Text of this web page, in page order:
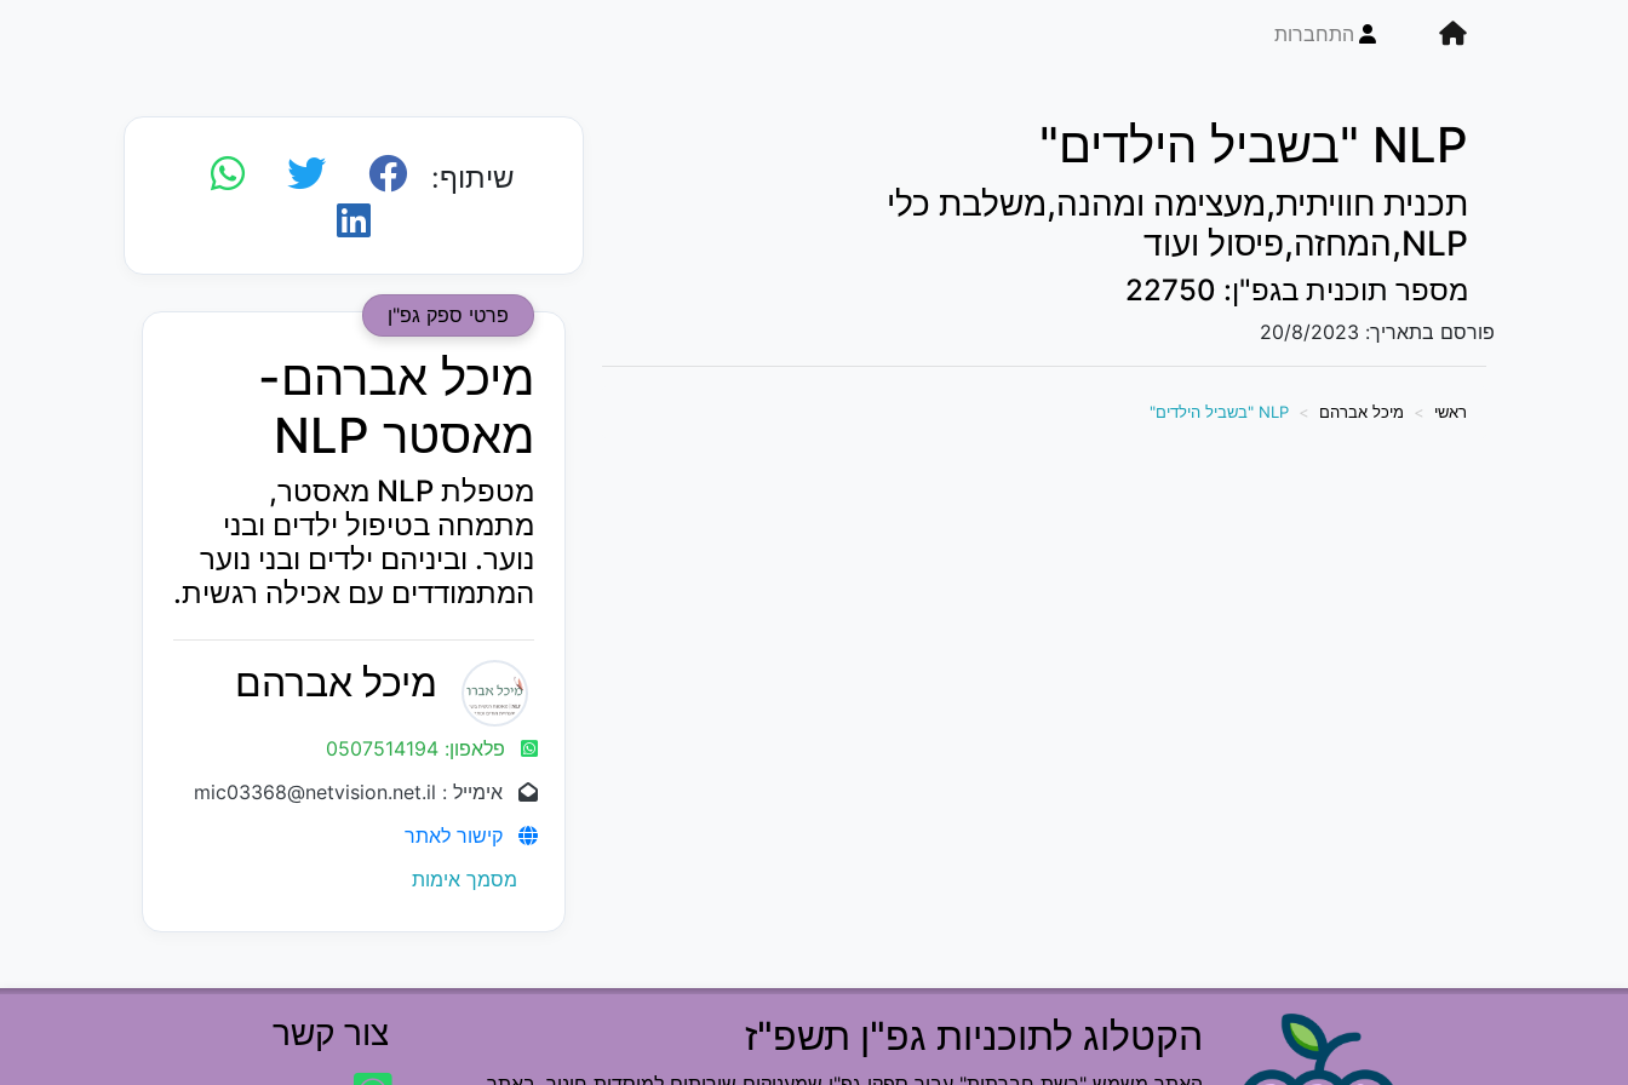
התחברות
NLP "בשביל הילדים"
תכנית חוויתית,מעצימה ומהנה,משלבת כלי
NLP,המחזה,פיסול ועוד
מספר תוכנית בגפ"ן: 22750
פורסם בתאריך: 20/8/2023
ראשי מיכל אברהם
שיתוף:
פרטי ספק גפ"ן
מיכל אברהם-
מאסטר NLP
מטפלת NLP מאסטר,
מתמחה בטיפול ילדים ובני
נוער. וביניהם ילדים ובני נוער
המתמודדים עם אכילה רגשית.
מיכל אברהם
פלאפון: 0507514194
אימייל : mic03368@netvision.net.il
קישור לאתר
מסמך אימות
הקטלוג לתוכניות גפ"ן תשפ"ז צור קשר